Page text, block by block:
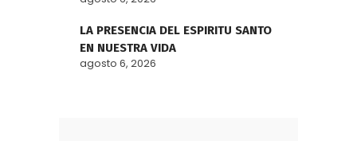
LA PRESENCIA DEL ESPIRITU SANTO
EN NUESTRA VIDA
agosto 6, 2026